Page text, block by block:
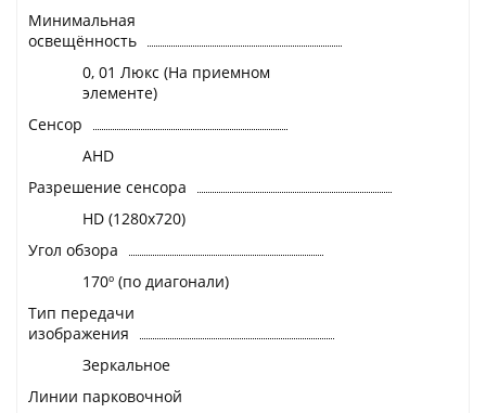
Минимальная
освещённость
0, 01 Люкс (На приемном
элементе)
Сенсор
AHD
Разрешение сенсора
HD (1280x720)
Угол обзора
170º (по диагонали)
Тип передачи
изображения
Зеркальное
Линии парковочной